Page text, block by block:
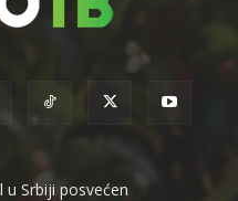
u Srbiji posvećen